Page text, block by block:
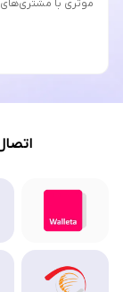
موثری با مشتری‌های